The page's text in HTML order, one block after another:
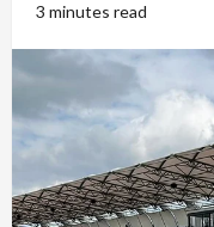
3 minutes read